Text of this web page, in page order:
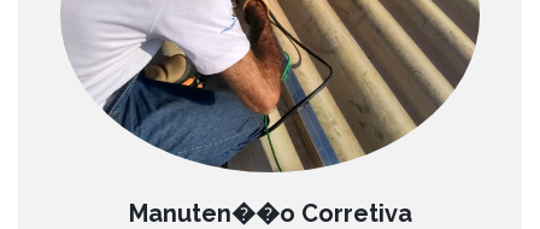
Manuten��o Corretiva